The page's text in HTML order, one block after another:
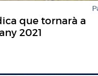
que tornarà a
2021